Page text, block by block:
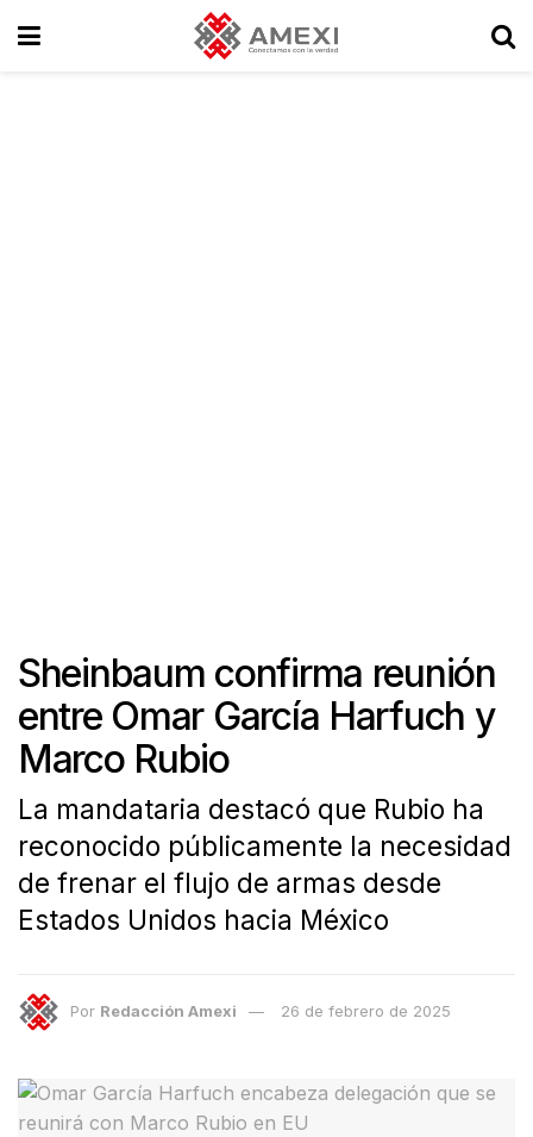
Sheinbaum confirma reunión
entre Omar García Harfuch y
Marco Rubio
La mandataria destacó que Rubio ha
reconocido públicamente la necesidad
de frenar el flujo de armas desde
Estados Unidos hacia México
Por Redacción Amexi 26 de febrero de 2025